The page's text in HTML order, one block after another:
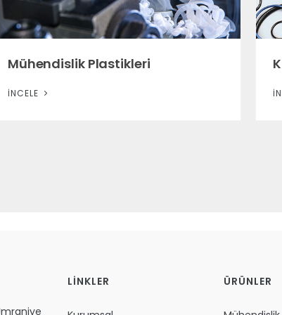
Mühendislik Plastikleri
İNCELE
LİNKLER ÜRÜNLER